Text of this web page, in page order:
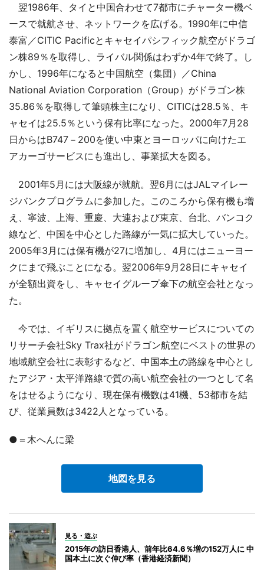
翌1986年、タイと中国合わせて7都市にチャーター機ベ
ースで就航させ、ネットワークを広げる。1990年に中信
泰富／CITIC Pacificとキャセイパシフィック航空がドラゴ
ン株89％を取得し、ライバル関係はわずか4年で終了。し
かし、1996年になると中国航空（集団）／China
National Aviation Corporation（Group）がドラゴン株
35.86％を取得して筆頭株主になり、CITICは28.5％、キ
ャセイは25.5％という保有比率になった。2000年7月28
日からはB747－200を使い中東とヨーロッパに向けたエ
アカーゴサービスにも進出し、事業拡大を図る。
2001年5月には大阪線が就航。翌6月にはJALマイレー
ジバンクプログラムに参加した。このころから保有機も増
え、寧波、上海、重慶、大連および東京、台北、バンコク
線など、中国を中心とした路線が一気に拡大していった。
2005年3月には保有機が27に増加し、4月にはニューヨー
クにまで飛ぶことになる。翌2006年9月28日にキャセイ
が全額出資をし、キャセイグループ傘下の航空会社となっ
た。
今では、イギリスに拠点を置く航空サービスについての
リサーチ会社Sky Trax社がドラゴン航空にベストの世界の
地域航空会社に表彰するなど、中国本土の路線を中心とし
たアジア・太平洋路線で質の高い航空会社の一つとして名
をはせるようになり、現在保有機数は41機、53都市を結
び、従業員数は3422人となっている。
●＝木へんに梁
地図を見る
見る・遊ぶ
2015年の訪日香港人、前年比64.6％増の152万人に 中
国本土に次ぐ伸び率（香港経済新聞）